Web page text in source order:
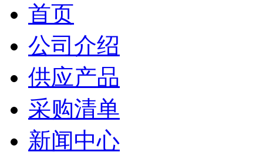
首页
公司介绍
供应产品
采购清单
新闻中心